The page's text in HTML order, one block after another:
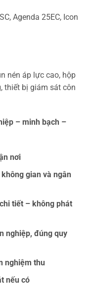
Agenda 25EC, Icon
nén áp lực cao, hộp
thiết bị giám sát côn
– minh bạch –
nơi
gian và ngân
tiết – không phát
nghiệp, đúng quy
nghiệm thu
nếu có